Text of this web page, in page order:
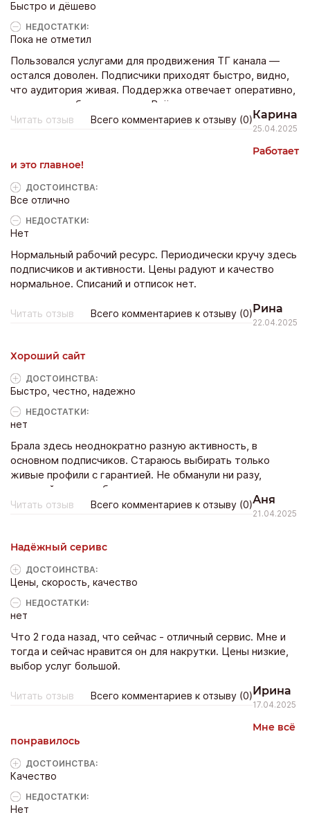
Быстро и дёшево
НЕДОСТАТКИ:
Пока не отметил
Пользовался услугами для продвижения ТГ канала —
остался доволен. Подписчики приходят быстро, видно,
что аудитория живая. Поддержка отвечает оперативно,
помогли с выбором пакета. Всё просто и понятно даже
для новичка. Буду обращаться ещё!
Читать отзыв Всего комментариев к отзыву (0)Карина
25.04.2025
Работает
и это главное!
ДОСТОИНCТВА:
Все отлично
НЕДОСТАТКИ:
Нет
Нормальный рабочий ресурс. Периодически кручу здесь
подписчиков и активности. Цены радуют и качество
нормальное. Списаний и отписок нет.
Читать отзыв Всего комментариев к отзыву (0)Рина
22.04.2025
Хороший сайт
ДОСТОИНCТВА:
Быстро, честно, надежно
НЕДОСТАТКИ:
нет
Брала здесь неоднократно разную активность, в
основном подписчиков. Стараюсь выбирать только
живые профили с гарантией. Не обманули ни разу,
списаний тоже не было.
Читать отзыв Всего комментариев к отзыву (0)Аня
21.04.2025
Надёжный серивс
ДОСТОИНCТВА:
Цены, скорость, качество
НЕДОСТАТКИ:
нет
Что 2 года назад, что сейчас - отличный сервис. Мне и
тогда и сейчас нравится он для накрутки. Цены низкие,
выбор услуг большой.
Читать отзыв Всего комментариев к отзыву (0)Ирина
17.04.2025
Мне всё
понравилось
ДОСТОИНCТВА:
Качество
НЕДОСТАТКИ:
Нет